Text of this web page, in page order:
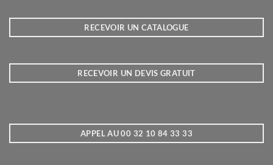
RECEVOIR UN CATALOGUE
RECEVOIR UN DEVIS GRATUIT
APPEL AU 00 32 10 84 33 33